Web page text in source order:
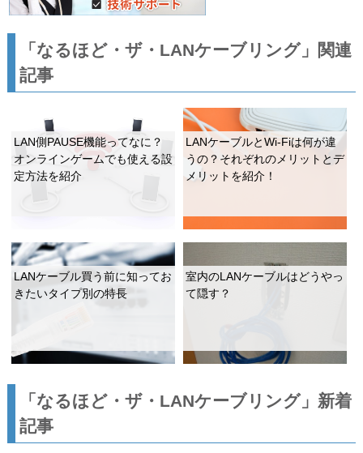
「なるほど・ザ・LANケーブリング」関連
記事
LAN側PAUSE機能ってなに？
オンラインゲームでも使える設
定方法を紹介
LANケーブルとWi-Fiは何が違
うの？それぞれのメリットとデ
メリットを紹介！
LANケーブル買う前に知ってお
きたいタイプ別の特長
室内のLANケーブルはどうやっ
て隠す？
「なるほど・ザ・LANケーブリング」新着
記事